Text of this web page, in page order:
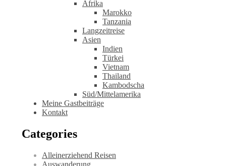
Afrika
Marokko
Tanzania
Langzeitreise
Asien
Indien
Türkei
Vietnam
Thailand
Kambodscha
Süd/Mittelamerika
Meine Gastbeiträge
Kontakt
Categories
Alleinerziehend Reisen
Auswanderung